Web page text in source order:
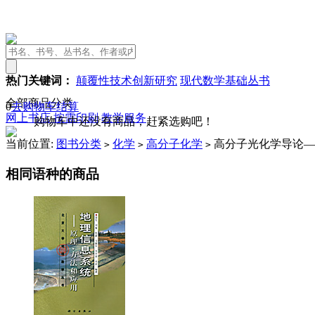
热门关键词： 颠覆性技术创新研究 现代数学基础丛书
0去购物车结算
购物车中还没有商品，赶紧选购吧！
全部商品分类
网上书店按需印刷 教学服务
当前位置: 图书分类 > 化学 > 高分子化学 > 高分子光化学导论
相同语种的商品